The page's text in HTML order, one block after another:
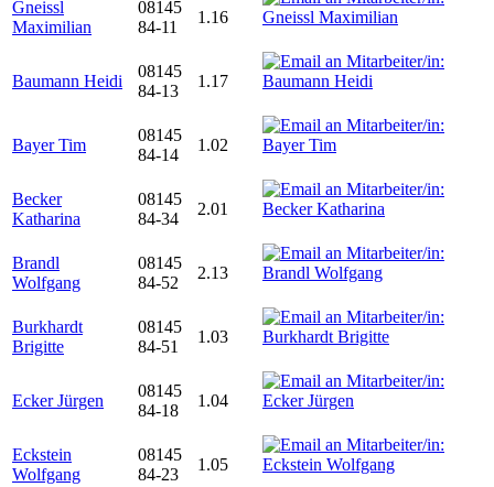
Gneissl
Maximilian
08145
84-11
1.16
Baumann Heidi
08145
84-13
1.17
Bayer Tim
08145
84-14
1.02
Becker
Katharina
08145
84-34
2.01
Brandl
Wolfgang
08145
84-52
2.13
Burkhardt
Brigitte
08145
84-51
1.03
Ecker Jürgen
08145
84-18
1.04
Eckstein
Wolfgang
08145
84-23
1.05